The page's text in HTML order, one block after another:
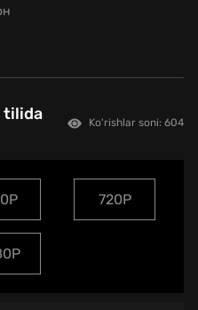
tilida
Ko'rishlar soni: 604
720P